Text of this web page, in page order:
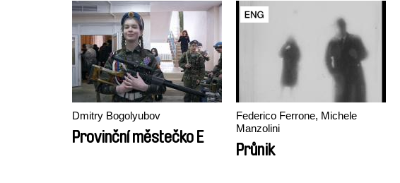
Dmitry Bogolyubov
Provinční městečko E
Federico Ferrone, Michele
Manzolini
Průnik